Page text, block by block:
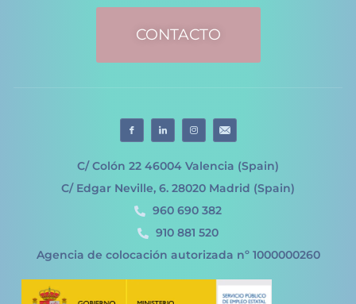
CONTACTO
C/ Colón 22 46004 Valencia (Spain)
C/ Edgar Neville, 6. 28020 Madrid (Spain)
960 690 382
910 881 520
Agencia de colocación autorizada nº 1000000260